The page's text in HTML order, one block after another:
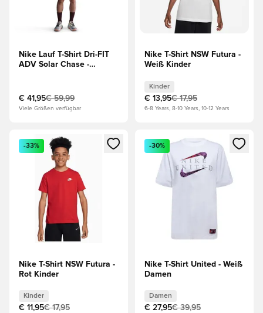
Nike Lauf T-Shirt Dri-FIT
ADV Solar Chase -
€ 41,95€ 59,99
Viele Größen verfügbar
Nike T-Shirt NSW Futura -
Weiß Kinder
Kinder
€ 13,95€ 17,95
6-8 Years, 8-10 Years, 10-12 Years
Öffnet ein Fenster zum Anmelden oder Registrieren als
-33%
Nike T-Shirt NSW Futura -
Rot Kinder
Kinder
€ 11,95€ 17,95
Öffnet ein Fenster zum
-30%
Nike T-Shirt United - Weiß
Damen
Damen
€ 27,95€ 39,95